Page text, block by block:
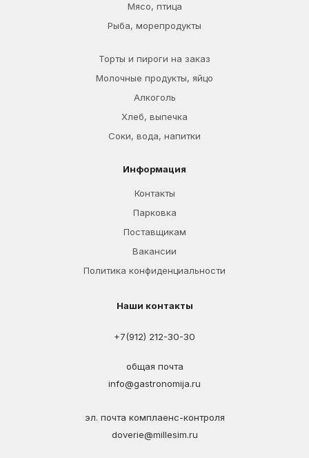
Мясо, птица
Рыба, морепродукты
Торты и пироги на заказ
Молочные продукты, яйцо
Алкоголь
Хлеб, выпечка
Соки, вода, напитки
Информация
Контакты
Парковка
Поставщикам
Вакансии
Политика конфиденциальности
Наши контакты
+7(912) 212-30-30
общая почта
info@gastronomija.ru
эл. почта комплаенс-контроля
doverie@millesim.ru